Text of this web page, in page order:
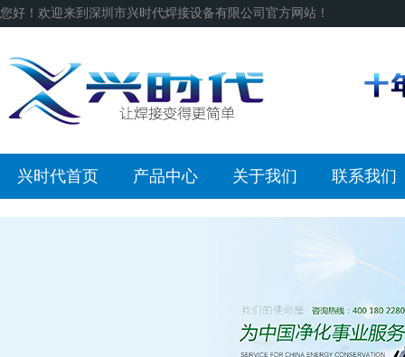
您好！欢迎来到深圳市兴时代焊接设备有限公司官方网站！
兴时代首页 产品中心 关于我们 联系我们